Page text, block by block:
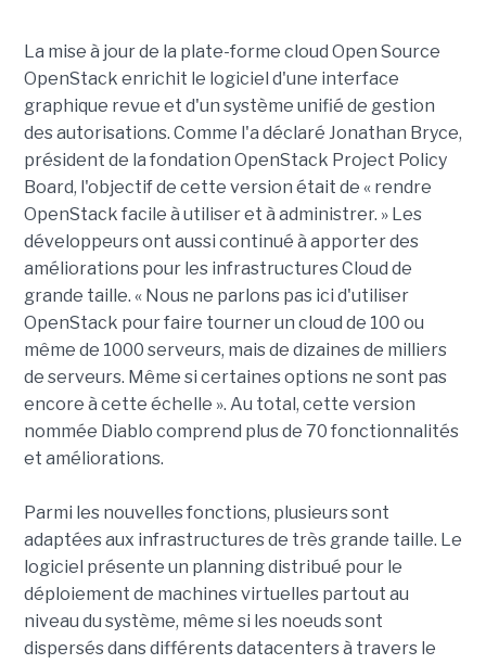
La mise à jour de la plate-forme cloud Open Source
OpenStack enrichit le logiciel d'une interface
graphique revue et d'un système unifié de gestion
des autorisations. Comme l'a déclaré Jonathan Bryce,
président de la fondation OpenStack Project Policy
Board, l'objectif de cette version était de « rendre
OpenStack facile à utiliser et à administrer. » Les
développeurs ont aussi continué à apporter des
améliorations pour les infrastructures Cloud de
grande taille. « Nous ne parlons pas ici d'utiliser
OpenStack pour faire tourner un cloud de 100 ou
même de 1000 serveurs, mais de dizaines de milliers
de serveurs. Même si certaines options ne sont pas
encore à cette échelle ». Au total, cette version
nommée Diablo comprend plus de 70 fonctionnalités
et améliorations.
Parmi les nouvelles fonctions, plusieurs sont
adaptées aux infrastructures de très grande taille. Le
logiciel présente un planning distribué pour le
déploiement de machines virtuelles partout au
niveau du système, même si les noeuds sont
dispersés dans différents datacenters à travers le